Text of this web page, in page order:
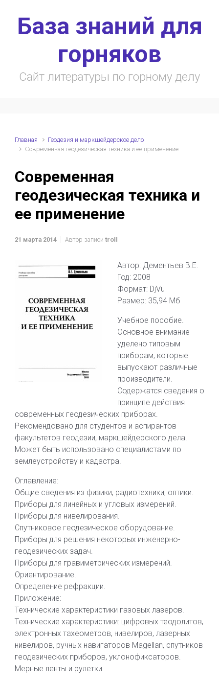
База знаний для
горняков
Сайт литературы по горному делу
Главная
Геодезия и маркшейдерское дело
Современная геодезическая техника и ее применение
Современная
геодезическая техника и
ее применение
21 марта 2014 Автор записи troll
Автор: Дементьев В.Е.
Год: 2008
Формат: DjVu
Размер: 35,94 Мб
Учебное пособие.
Основное внимание
уделено типовым
приборам, которые
выпускают различные
производители.
Содержатся сведения о
принципе действия
современных геодезических приборах.
Рекомендовано для студентов и аспирантов
факультетов геодезии, маркшейдерского дела.
Может быть использовано специалистами по
землеустройству и кадастра.
Оглавление:
Общие сведения из физики, радиотехники, оптики.
Приборы для линейных и угловых измерений.
Приборы для нивелирования.
Спутниковое геодезическое оборудование.
Приборы для решения некоторых инженерно-
геодезических задач.
Приборы для гравиметрических измерений.
Ориентирование.
Определение рефракции.
Приложение:
Технические характеристики газовых лазеров.
Технические характеристики: цифровых теодолитов,
электронных тахеометров, нивелиров, лазерных
нивелиров, ручных навигаторов Magellan, спутников
геодезических приборов, уклонофиксаторов.
Мерные ленты и рулетки.